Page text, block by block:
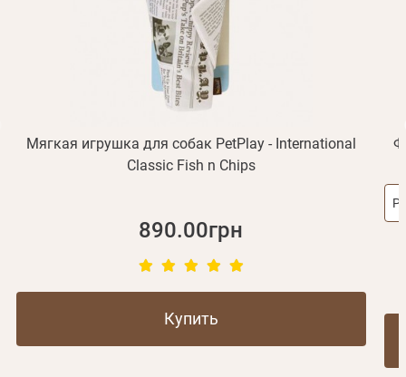
Мягкая игрушка для собак PetPlay - International
Classic Fish n Chips
890.00грн
Купить
Отправить
Регистрация
или с помощью
Вспомнили пароль?
Не пришло письмо?Повторить отправку